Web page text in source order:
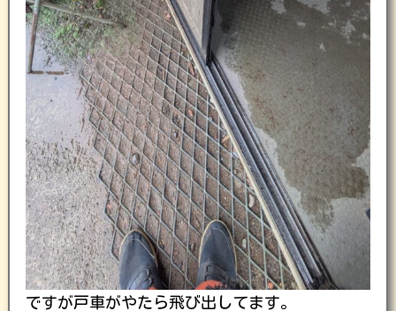
ですが戸車がやたら飛び出してます。